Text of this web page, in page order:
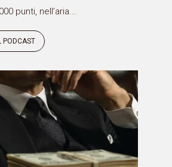
punti, nell’aria...
PODCAST